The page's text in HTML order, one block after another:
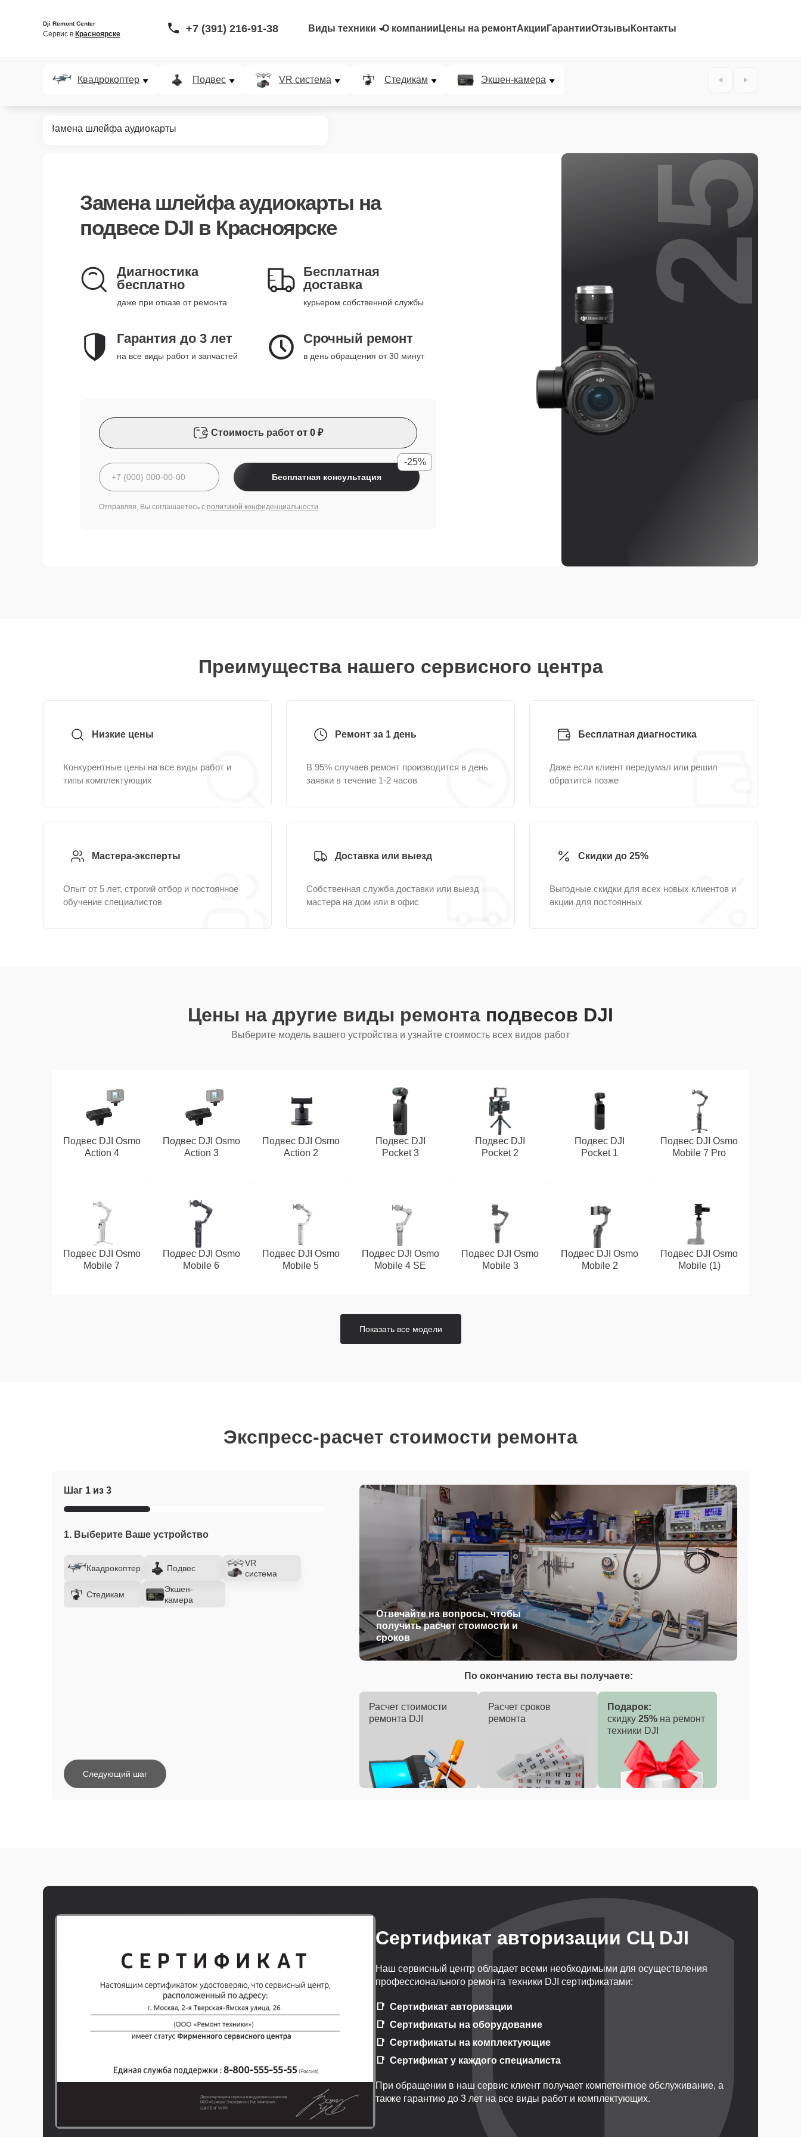
Dji Remont Center
Сервис в Красноярске +7 (391) 216-91-38 Виды техники О компании Цены на ремонтАкции ГарантииОтзывы Контакты
Квадрокоптер Подвес VR система Стедикам Экшен-камера
Замена шлейфа аудиокарты
Замена шлейфа аудиокарты на
подвесе DJI в Красноярске
Диагностика
бесплатно
даже при отказе от ремонта
Бесплатная
доставка
курьером собственной службы
Гарантия до 3 лет
на все виды работ и запчастей
Срочный ремонт
в день обращения от 30 минут
Стоимость работ от 0 ₽
Бесплатная консультация
-25%
Отправляя, Вы соглашаетесь с политикой конфиденциальности
25%
Преимущества нашего сервисного центра
Низкие цены
Конкурентные цены на все виды работ и
типы комплектующих
Ремонт за 1 день
В 95% случаев ремонт производится в день
заявки в течение 1-2 часов
Бесплатная диагностика
Даже если клиент передумал или решил
обратится позже
Мастера-эксперты
Опыт от 5 лет, строгий отбор и постоянное
обучение специалистов
Доставка или выезд
Собственная служба доставки или выезд
мастера на дом или в офис
Скидки до 25%
Выгодные скидки для всех новых клиентов и
акции для постоянных
Цены на другие виды ремонта подвесов DJI
Выберите модель вашего устройства и узнайте стоимость всех видов работ
Подвес DJI Osmo
Action 4
Подвес DJI Osmo
Action 3
Подвес DJI Osmo
Action 2
Подвес DJI
Pocket 3
Подвес DJI
Pocket 2
Подвес DJI
Pocket 1
Подвес DJI Osmo
Mobile 7 Pro
Подвес DJI Osmo
Mobile 7
Подвес DJI Osmo
Mobile 6
Подвес DJI Osmo
Mobile 5
Подвес DJI Osmo
Mobile 4 SE
Подвес DJI Osmo
Mobile 3
Подвес DJI Osmo
Mobile 2
Подвес DJI Osmo
Mobile (1)
Показать все модели
Экспресс-расчет стоимости ремонта
Шаг 1 из 3
1. Выберите Ваше устройство
Квадрокоптер Подвес
VR
система
Стедикам
Экшен-
камера
Отвечайте на вопросы, чтобы
получить расчет стоимости и
сроков
Следующий шаг
По окончанию теста вы получаете:
Расчет стоимости
ремонта DJI
Расчет сроков
ремонта
Подарок:
скидку 25% на ремонт
техники DJI
Сертификат авторизации СЦ DJI
Наш сервисный центр обладает всеми необходимыми для осуществления
профессионального ремонта техники DJI сертификатами:
Сертификат авторизации
Сертификаты на оборудование
Сертификаты на комплектующие
Сертификат у каждого специалиста
При обращении в наш сервис клиент получает компетентное обслуживание, а
также гарантию до 3 лет на все виды работ и комплектующих.